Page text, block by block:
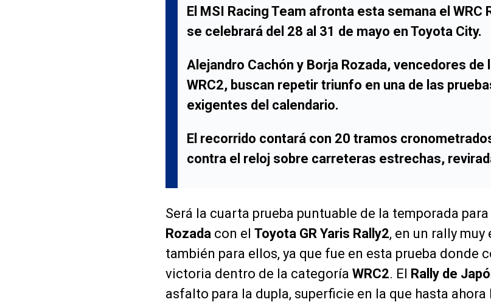
El MSI Racing Team afronta esta semana el WRC
se celebrará del 28 al 31 de mayo en Toyota City.
Alejandro Cachón y Borja Rozada, vencedores de
WRC2, buscan repetir triunfo en una de las
exigentes del calendario.
El recorrido contará con 20 tramos
contra el reloj sobre carreteras estrechas,
Será la cuarta prueba puntuable de la temporada para
Rozada con el Toyota GR Yaris Rally2, en un rally
también para ellos, ya que fue en esta prueba donde
victoria dentro de la categoría WRC2. El Rally de
asfalto para la dupla, superficie en la que hasta